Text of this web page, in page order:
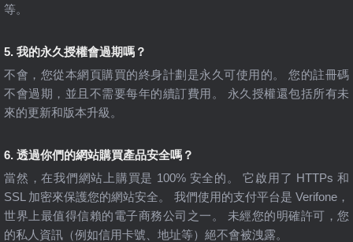
等。
5. 我的永久授權會過期嗎？
不會，您從本網頁購買的終身計劃是永久可使用的。 您的註冊碼
不會過期，並且不需要每年的續訂費用。 永久授權還包括所有未
來的更新和版本升級。
6. 透過你們的網站購買產品安全嗎？
當然，在我們網站上購買是 100% 安全的。 它啟用了 HTTPs 和
SSL 加密來保護您的網站安全。 我們使用的支付平台是 Verifone，
世界上最值得信賴的電子商務公司之一。 未經您的明確許可，您
的私人資訊（例如信用卡號、地址等）絕不會被洩露。